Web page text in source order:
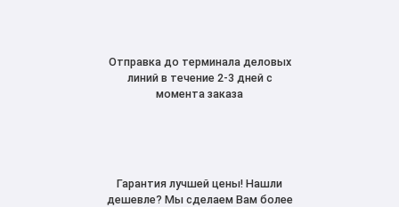
Отправка до терминала деловых
линий в течение 2-3 дней с
момента заказа
Гарантия лучшей цены! Нашли
дешевле? Мы сделаем Вам более